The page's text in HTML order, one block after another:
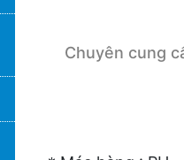
Chuyên cung